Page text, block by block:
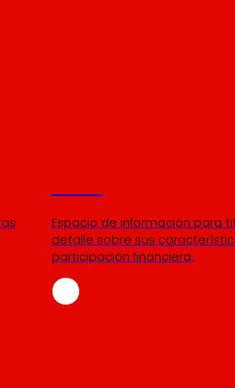
Espacio de información para
detalle sobre sus
participación financiera.